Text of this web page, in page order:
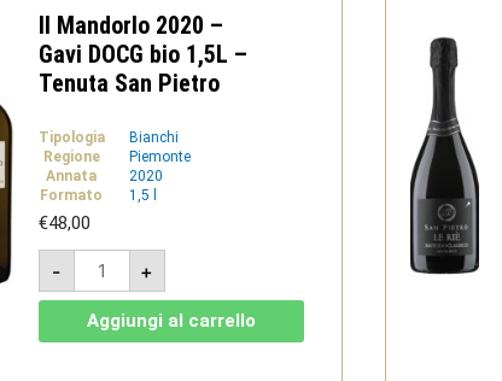
Il Mandorlo 2020 –
Gavi DOCG bio 1,5L –
Tenuta San Pietro
Tipologia
Bianchi
Regione
Piemonte
Annata
2020
Formato
1,5 l
€48,00
-
Il
Mandorlo
2020
Gavi
DOCG
+
Aggiungi al carrello